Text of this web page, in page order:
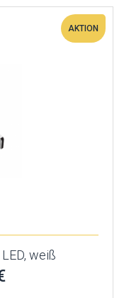
AKTION
weiß